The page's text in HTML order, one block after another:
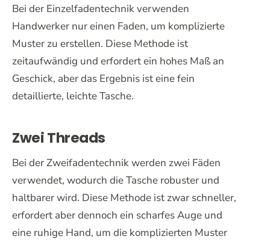
Bei der Einzelfadentechnik verwenden
Handwerker nur einen Faden, um komplizierte
Muster zu erstellen. Diese Methode ist
zeitaufwändig und erfordert ein hohes Maß an
Geschick, aber das Ergebnis ist eine fein
detaillierte, leichte Tasche.
Zwei Threads
Bei der Zweifadentechnik werden zwei Fäden
verwendet, wodurch die Tasche robuster und
haltbarer wird. Diese Methode ist zwar schneller,
erfordert aber dennoch ein scharfes Auge und
eine ruhige Hand, um die komplizierten Muster